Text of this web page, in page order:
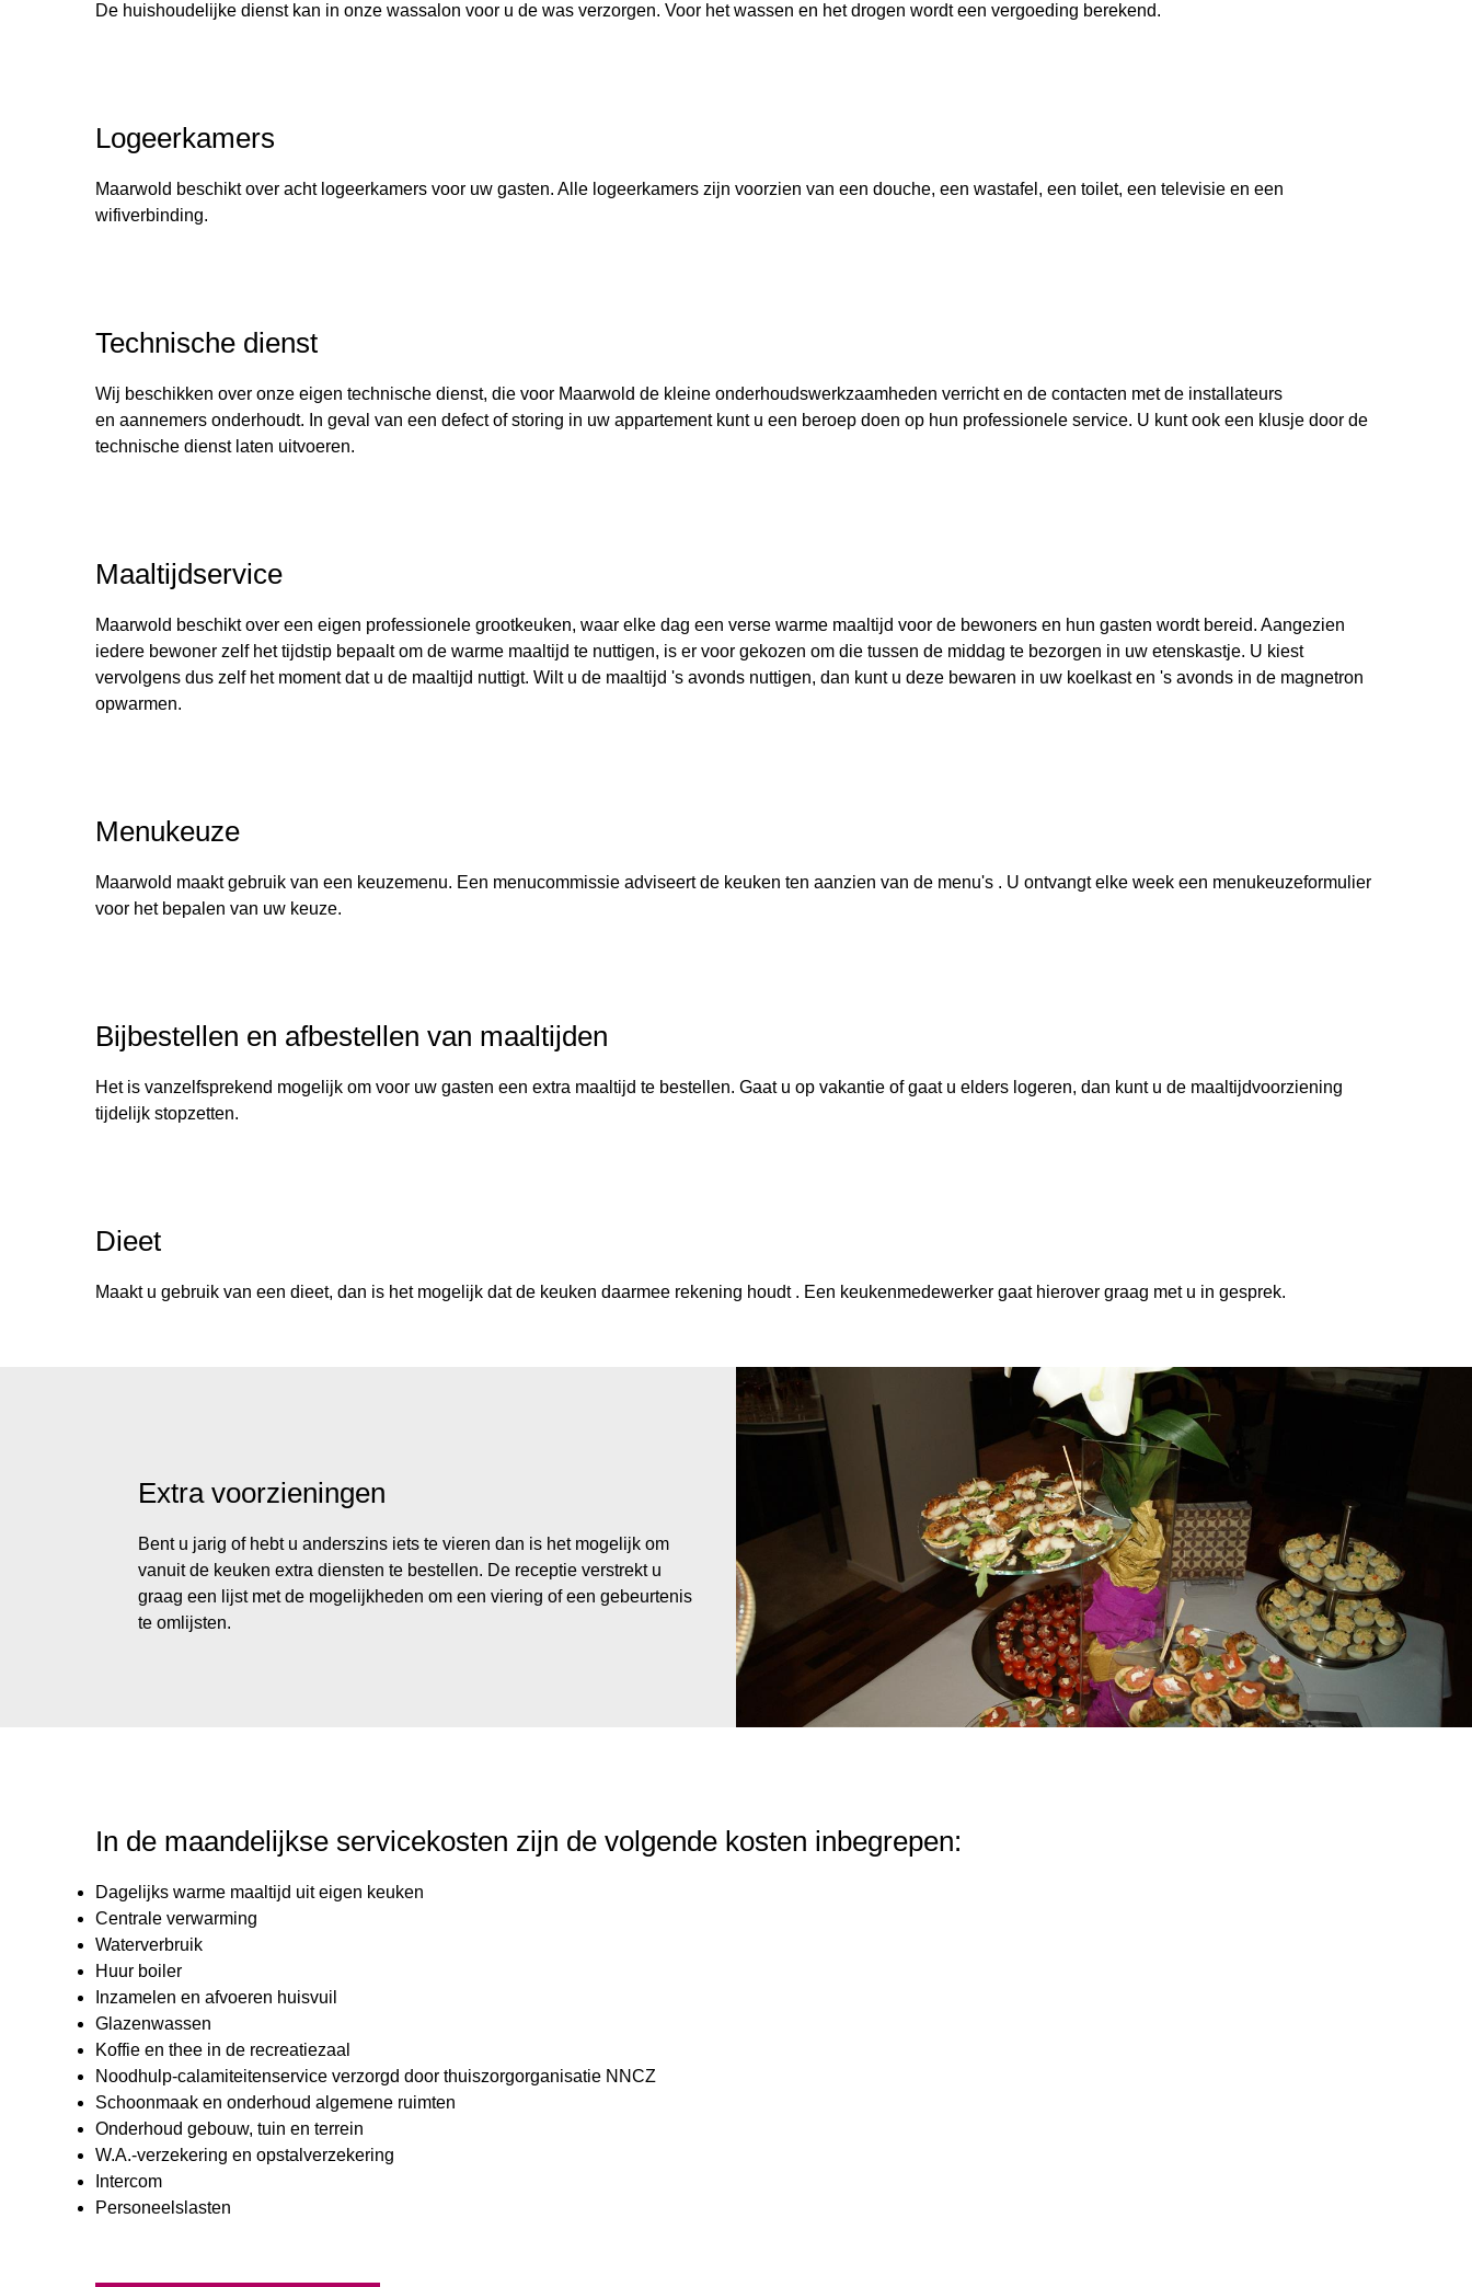
De huishoudelijke dienst kan in onze wassalon voor u de was verzorgen. Voor het wassen en het drogen wordt een vergoeding berekend.
Logeerkamers
Maarwold beschikt over acht logeerkamers voor uw gasten. Alle logeerkamers zijn voorzien van een douche, een wastafel, een toilet, een televisie en een
wifiverbinding.
Technische dienst
Wij beschikken over onze eigen technische dienst, die voor Maarwold de kleine onderhoudswerkzaamheden verricht en de contacten met de installateurs
en aannemers onderhoudt. In geval van een defect of storing in uw appartement kunt u een beroep doen op hun professionele service. U kunt ook een klusje door de
technische dienst laten uitvoeren.
Maaltijdservice
Maarwold beschikt over een eigen professionele grootkeuken, waar elke dag een verse warme maaltijd voor de bewoners en hun gasten wordt bereid. Aangezien
iedere bewoner zelf het tijdstip bepaalt om de warme maaltijd te nuttigen, is er voor gekozen om die tussen de middag te bezorgen in uw etenskastje. U kiest
vervolgens dus zelf het moment dat u de maaltijd nuttigt. Wilt u de maaltijd 's avonds nuttigen, dan kunt u deze bewaren in uw koelkast en 's avonds in de magnetron
opwarmen.
Menukeuze
Maarwold maakt gebruik van een keuzemenu. Een menucommissie adviseert de keuken ten aanzien van de menu's . U ontvangt elke week een menukeuzeformulier
voor het bepalen van uw keuze.
Bijbestellen en afbestellen van maaltijden
Het is vanzelfsprekend mogelijk om voor uw gasten een extra maaltijd te bestellen. Gaat u op vakantie of gaat u elders logeren, dan kunt u de maaltijdvoorziening
tijdelijk stopzetten.
Dieet
Maakt u gebruik van een dieet, dan is het mogelijk dat de keuken daarmee rekening houdt . Een keukenmedewerker gaat hierover graag met u in gesprek.
Extra voorzieningen
Bent u jarig of hebt u anderszins iets te vieren dan is het mogelijk om
vanuit de keuken extra diensten te bestellen. De receptie verstrekt u
graag een lijst met de mogelijkheden om een viering of een gebeurtenis
te omlijsten.
In de maandelijkse servicekosten zijn de volgende kosten inbegrepen:
Dagelijks warme maaltijd uit eigen keuken
Centrale verwarming
Waterverbruik
Huur boiler
Inzamelen en afvoeren huisvuil
Glazenwassen
Koffie en thee in de recreatiezaal
Noodhulp-calamiteitenservice verzorgd door thuiszorgorganisatie NNCZ
Schoonmaak en onderhoud algemene ruimten
Onderhoud gebouw, tuin en terrein
W.A.-verzekering en opstalverzekering
Intercom
Personeelslasten